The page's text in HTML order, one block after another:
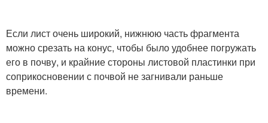
Если лист очень широкий, нижнюю часть фрагмента
можно срезать на конус, чтобы было удобнее погружать
его в почву, и крайние стороны листовой пластинки при
соприкосновении с почвой не загнивали раньше
времени.